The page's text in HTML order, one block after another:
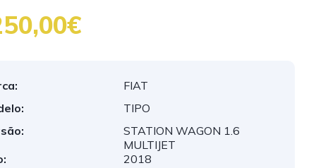
FIAT
TIPO
STATION WAGON 1.6
MULTIJET
2018